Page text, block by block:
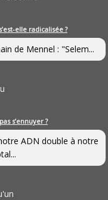
elle radicalisée ?
de Mennel : "Selem...
s’ennuyer ?
ADN double à notre